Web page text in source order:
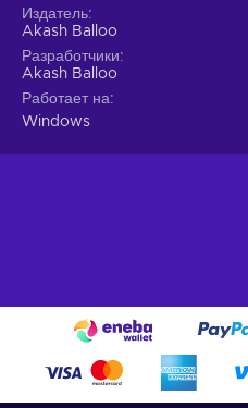
Издатель
Akash Balloo
Разработчики
Akash Balloo
Работает на
Windows